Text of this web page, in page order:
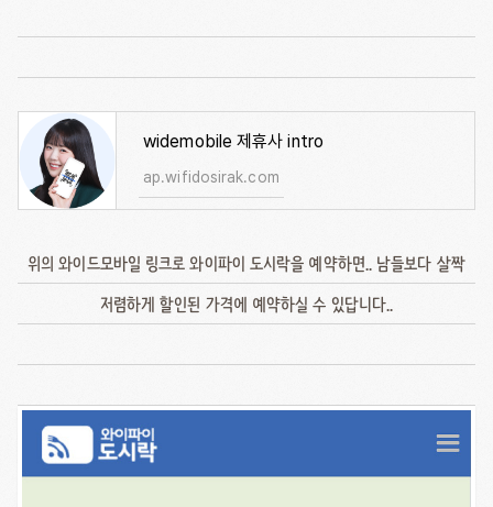
widemobile 제휴사 intro
ap.wifidosirak.com
위의 와이드모바일 링크로 와이파이 도시락을 예약하면.. 남들보다 살짝
저렴하게 할인된 가격에 예약하실 수 있답니다..